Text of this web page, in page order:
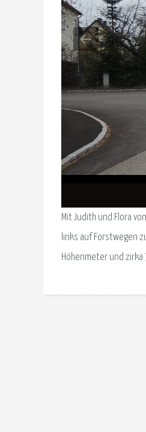
Mit Judith und Flora
links auf Forstwegen
Höhenmeter und zirka